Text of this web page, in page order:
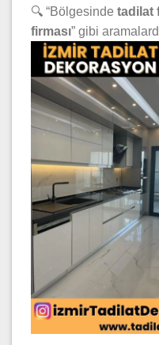
🔍 “Bölgesinde tadilat
firması” gibi